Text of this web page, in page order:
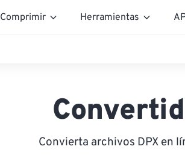
Comprimir Herramientas
Convierta archivos DPX en